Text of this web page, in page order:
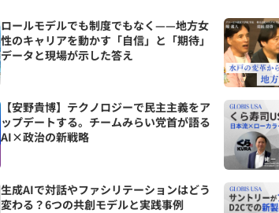
ロールモデルでも制度でもなく——地方女
性のキャリアを動かす「自信」と「期待」
データと現場が示した答え
【安野貴博】テクノロジーで民主主義をア
ップデートする。チームみらい党首が語る
AI×政治の新戦略
生成AIで対話やファシリテーションはどう
変わる？6つの共創モデルと実践事例